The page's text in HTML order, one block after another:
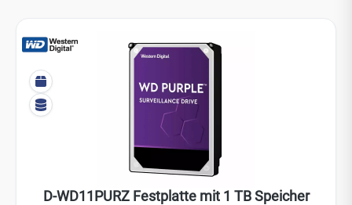
D-WD11PURZ Festplatte mit 1 TB Speicher